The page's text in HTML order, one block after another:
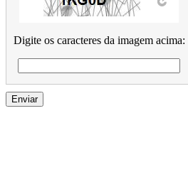
Digite os caracteres da imagem acima: